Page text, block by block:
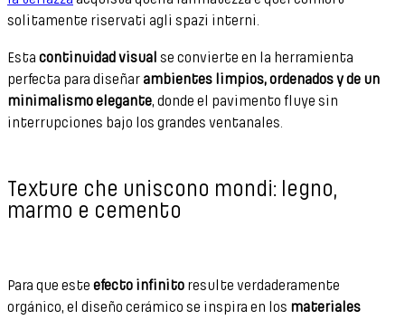
solitamente riservati agli spazi interni.
Esta continuidad visual se convierte en la herramienta
perfecta para diseñar ambientes limpios, ordenados y de un
minimalismo elegante, donde el pavimento fluye sin
interrupciones bajo los grandes ventanales.
Texture che uniscono mondi: legno,
marmo e cemento
Para que este efecto infinito resulte verdaderamente
orgánico, el diseño cerámico se inspira en los materiales